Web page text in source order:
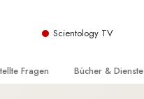
Scientology TV
Fragen Bücher & Dienste